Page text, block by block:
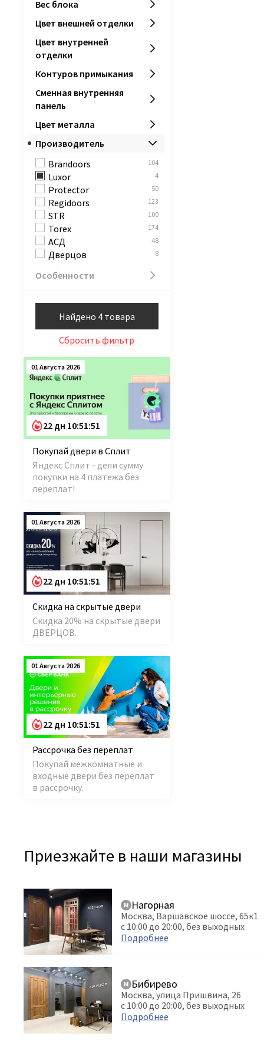
1100х2400 мм
970х2049 мм
977х2059 мм
1260х2050 мм
1260х2340 мм
1540х2050 мм
1540х2340 мм
Вес блока
Цвет внешней отделки
Цвет внутренней
отделки
Контуров примыкания
Сменная внутренняя
панель
Цвет металла
Производитель
Brandoors
104
Luxor 4
Protector 50
Regidoors 123
STR 100
Torex 174
АСД 48
Дверцов 8
Особенности
Найдено 4 товара
Сбросить фильтр
01 Августа 2026
22 дн 10:51:50
Покупай двери в Сплит
Яндекс Сплит - дели сумму
покупки на 4 платежа без
переплат!
01 Августа 2026
22 дн 10:51:50
Скидка на скрытые двери
Скидка 20% на скрытые двери
ДВЕРЦОВ.
01 Августа 2026
22 дн 10:51:50
Рассрочка без переплат
Покупай межкомнатные и
входные двери без переплат
в рассрочку.
Приезжайте в наши магазины
Нагорная
Москва, Варшавское шоссе, 65к1
с 10:00 до 20:00, без выходных
Подробнее
Бибирево
Москва, улица Пришвина, 26
с 10:00 до 20:00, без выходных
Подробнее